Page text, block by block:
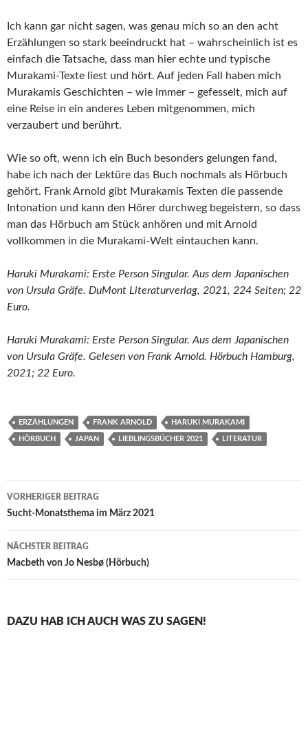
Ich kann gar nicht sagen, was genau mich so an den acht
Erzählungen so stark beeindruckt hat – wahrscheinlich ist es
einfach die Tatsache, dass man hier echte und typische
Murakami-Texte liest und hört. Auf jeden Fall haben mich
Murakamis Geschichten – wie immer – gefesselt, mich auf
eine Reise in ein anderes Leben mitgenommen, mich
verzaubert und berührt.
Wie so oft, wenn ich ein Buch besonders gelungen fand,
habe ich nach der Lektüre das Buch nochmals als Hörbuch
gehört. Frank Arnold gibt Murakamis Texten die passende
Intonation und kann den Hörer durchweg begeistern, so dass
man das Hörbuch am Stück anhören und mit Arnold
vollkommen in die Murakami-Welt eintauchen kann.
Haruki Murakami: Erste Person Singular. Aus dem Japanischen
von Ursula Gräfe. DuMont Literaturverlag, 2021, 224 Seiten; 22
Euro.
Haruki Murakami: Erste Person Singular. Aus dem Japanischen
von Ursula Gräfe. Gelesen von Frank Arnold. Hörbuch Hamburg,
2021; 22 Euro.
ERZÄHLUNGEN FRANK ARNOLD HARUKI MURAKAMI
HÖRBUCH JAPAN LIEBLINGSBÜCHER 2021 LITERATUR
Beitragsnavigation
VORHERIGER BEITRAG
Sucht-Monatsthema im März 2021
NÄCHSTER BEITRAG
Macbeth von Jo Nesbø (Hörbuch)
DAZU HAB ICH AUCH WAS ZU SAGEN!